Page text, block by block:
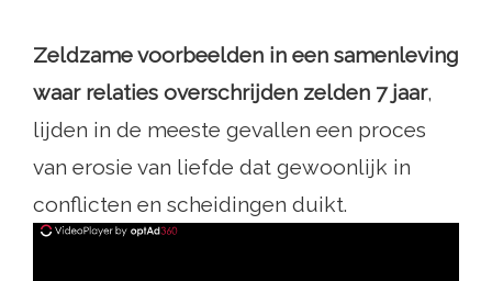
Zeldzame voorbeelden in een samenleving
waar relaties overschrijden zelden 7 jaar,
lijden in de meeste gevallen een proces
van erosie van liefde dat gewoonlijk in
conflicten en scheidingen duikt.